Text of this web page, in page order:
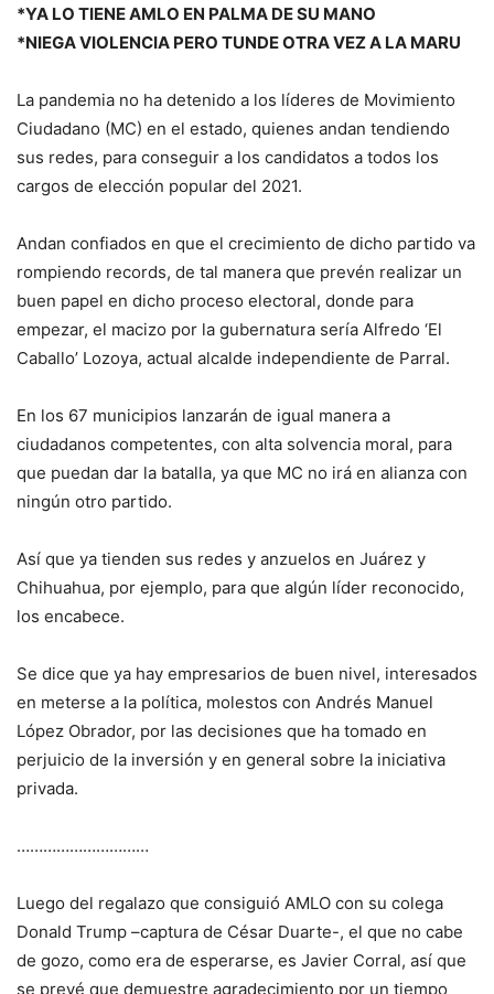
*YA LO TIENE AMLO EN PALMA DE SU MANO
*NIEGA VIOLENCIA PERO TUNDE OTRA VEZ A LA MARU
La pandemia no ha detenido a los líderes de Movimiento
Ciudadano (MC) en el estado, quienes andan tendiendo
sus redes, para conseguir a los candidatos a todos los
cargos de elección popular del 2021.
Andan confiados en que el crecimiento de dicho partido va
rompiendo records, de tal manera que prevén realizar un
buen papel en dicho proceso electoral, donde para
empezar, el macizo por la gubernatura sería Alfredo ‘El
Caballo’ Lozoya, actual alcalde independiente de Parral.
En los 67 municipios lanzarán de igual manera a
ciudadanos competentes, con alta solvencia moral, para
que puedan dar la batalla, ya que MC no irá en alianza con
ningún otro partido.
Así que ya tienden sus redes y anzuelos en Juárez y
Chihuahua, por ejemplo, para que algún líder reconocido,
los encabece.
Se dice que ya hay empresarios de buen nivel, interesados
en meterse a la política, molestos con Andrés Manuel
López Obrador, por las decisiones que ha tomado en
perjuicio de la inversión y en general sobre la iniciativa
privada.
…………………………
Luego del regalazo que consiguió AMLO con su colega
Donald Trump –captura de César Duarte-, el que no cabe
de gozo, como era de esperarse, es Javier Corral, así que
se prevé que demuestre agradecimiento por un tiempo